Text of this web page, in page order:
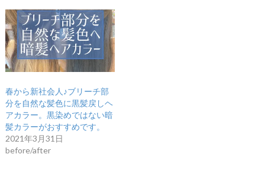
春から新社会人♪ブリーチ部
分を自然な髪色に黒髪戻しヘ
アカラー。黒染めではない暗
髪カラーがおすすめです。
2021年3月31日
before/after